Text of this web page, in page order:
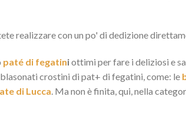
realizzare con un po' di dedizione
paté di fegatiniottimi per fare i deliziosi e
crostini di pat+ di fegatini, come: le
di Lucca. Ma non è finita, qui, nella